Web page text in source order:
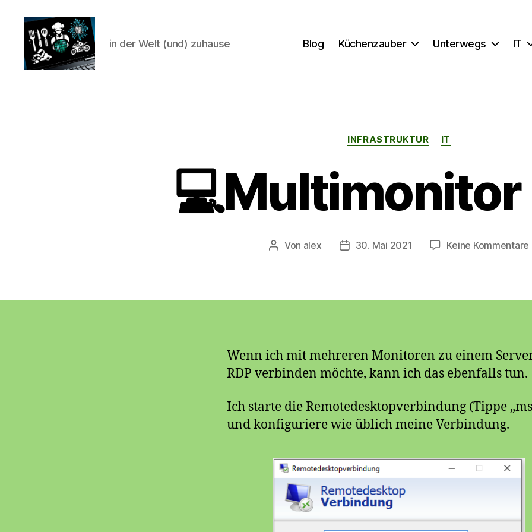
in der Welt (und) zuhause Blog Küchenzauber Unterwegs IT
Kategorien
INFRASTRUKTUR IT
💻Multimonitor
Beitragsautor
Von alex Beitragsdatum
30. Mai 2021 Keine Kommentare
Wenn ich mit mehreren Monitoren zu einem
RDP verbinden möchte, kann ich das ebenfalls tun.
Ich starte die Remotedesktopverbindung (Tippe
und konfiguriere wie üblich meine Verbindung.